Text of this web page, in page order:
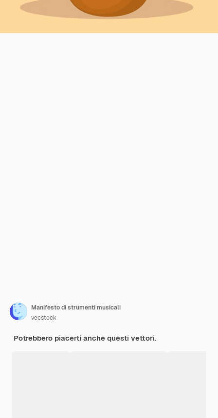
Manifesto di strumenti musicali
vecstock
Potrebbero piacerti anche questi vettori.